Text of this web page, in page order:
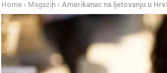
Home Magazin Amerikanac na ljetovanju u